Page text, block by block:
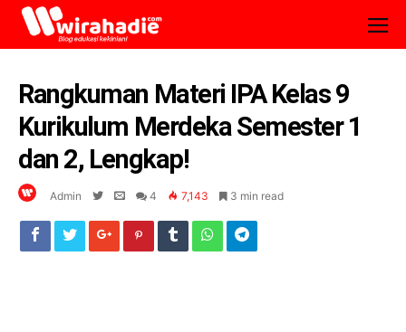
Rangkuman Materi IPA Kelas 9
Kurikulum Merdeka Semester 1
dan 2, Lengkap!
Admin 4 7,143 3 min read